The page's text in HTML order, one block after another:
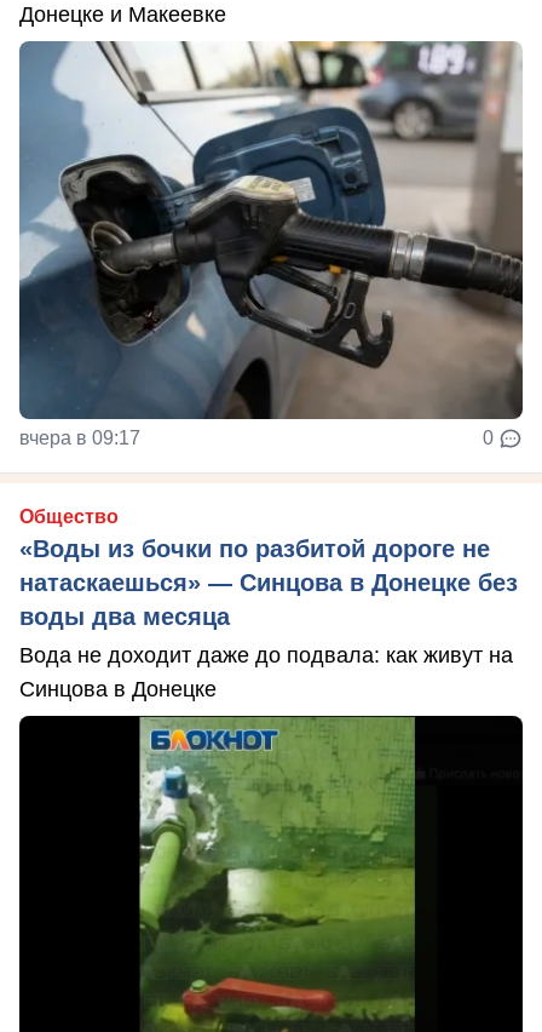
Донецке и Макеевке
вчера в 09:17 0
Общество
«Воды из бочки по разбитой дороге не
натаскаешься» — Синцова в Донецке без
воды два месяца
Вода не доходит даже до подвала: как живут на
Синцова в Донецке